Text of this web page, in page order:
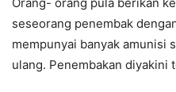
Orang- orang pula berikan
seseorang penembak
mempunyai banyak amunisi
ulang. Penembakan diyakini